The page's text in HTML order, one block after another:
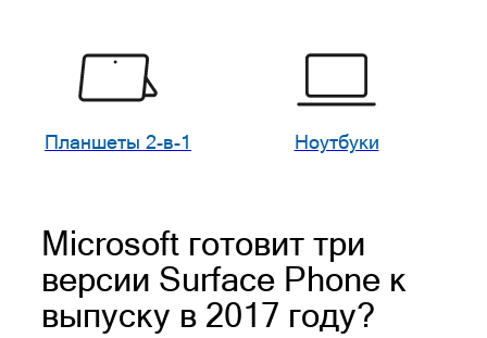
Планшеты 2-в-1 Ноутбуки
Microsoft готовит три
версии Surface Phone к
выпуску в 2017 году?